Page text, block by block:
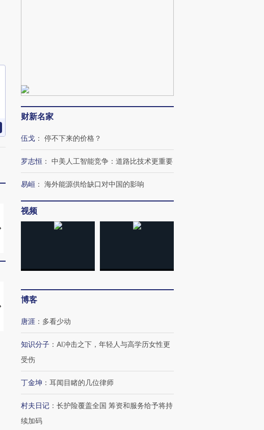
视线｜HYROX的吸金
马航飞行员跨国走私7万
【推广】走进第四届链博
会，让数智科技“链”接产
财新名家
伍戈 ： 停不下来的价格？
罗志恒 ： 中美人工智能竞争：道路比技术更重要
易峘 ： 海外能源供给缺口对中国的影响
视频
博客
唐涯 ： 多看少动
知识分子 ： AI冲击之下，年轻人与高学历女性更
受伤
丁金坤 ： 耳闻目睹的几位律师
村夫日记 ： 长护险覆盖全国 筹资和服务给予将持
续加码